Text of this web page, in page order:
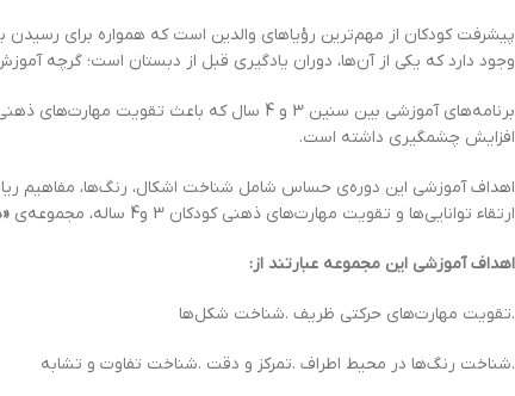
پیشرفت کودکان از مهم‌ترین رؤیاهای والدین است که همواره برای
وجود دارد که یکی از آن‌ها، دوران یادگیری قبل از دبستان است؛ گرچه
افزایش چشمگیری داشته است.
اهداف آموزشی این دوره‌ی حساس شامل شناخت اشکال، رنگ‌ها، مفاهیم
ارتقاء توانایی‌ها و تقویت مهارت‌های ذهنی کودکان 3 و4 ساله، مجموعه‌ی
اهداف آموزشی این مجموعه عبارتند از:
.تقویت مهارت‌های حرکتی ظریف .شناخت شکل‌ها
.شناخت رنگ‌ها در محیط اطراف .تمرکز و دقت .شناخت تفاوت و تشابه